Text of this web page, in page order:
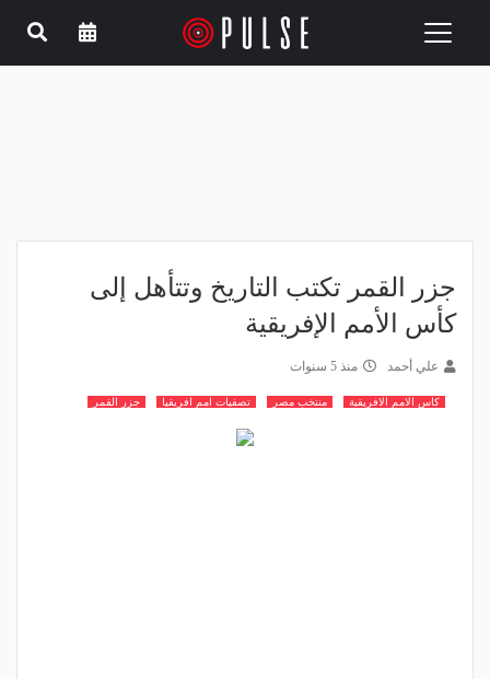
Toggle
جزر القمر تكتب التاريخ وتتأهل إلى
كأس الأمم الإفريقية
علي أحمد منذ 5 سنوات
كاس الامم الافريقية منتخب مصر تصفيات امم افريقيا جزر القمر